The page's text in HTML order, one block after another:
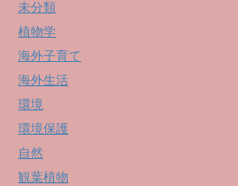
未分類
植物学
海外子育て
海外生活
環境
環境保護
自然
観葉植物